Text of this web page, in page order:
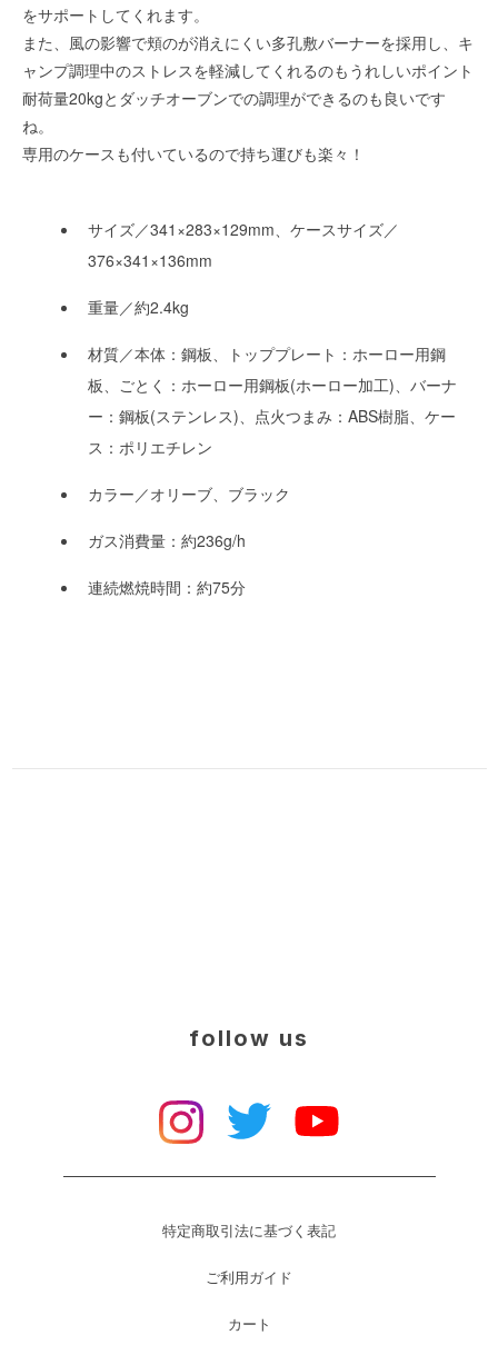
をサポートしてくれます。
また、風の影響で頬のが消えにくい多孔敷バーナーを採用し、キ
ャンプ調理中のストレスを軽減してくれるのもうれしいポイント
耐荷量20kgとダッチオーブンでの調理ができるのも良いです
ね。
専用のケースも付いているので持ち運びも楽々！
サイズ／341×283×129mm、ケースサイズ／
376×341×136mm
重量／約2.4kg
材質／本体：鋼板、トッププレート：ホーロー用鋼
板、ごとく：ホーロー用鋼板(ホーロー加工)、バーナ
ー：鋼板(ステンレス)、点火つまみ：ABS樹脂、ケー
ス：ポリエチレン
カラー／オリーブ、ブラック
ガス消費量：約236g/h
連続燃焼時間：約75分
follow us
特定商取引法に基づく表記
ご利用ガイド
カート